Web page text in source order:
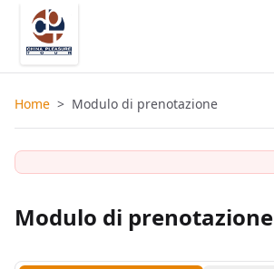
Home > Modulo di prenotazione
Modulo di prenotazione